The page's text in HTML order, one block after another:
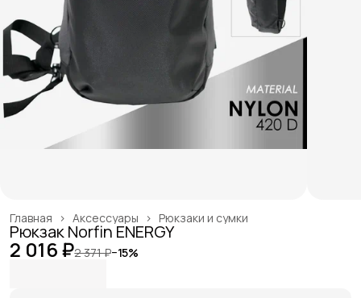
Рюкзаки и сумки
Аксессуары ›
Главная ›
Рюкзак Norfin ENERGY
2 016 ₽2 371 ₽−15%